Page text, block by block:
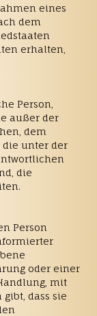
eines
dem
erhalten,
Person,
außer der
dem
die unter der
die
Person
oder einer
mit
dass sie